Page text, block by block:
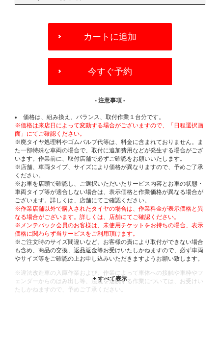
OPTIONS
カートに追加
今すぐ予約
- 注意事項 -
価格は、組み換え、バランス、取付作業１台分です。
※価格は来店日によって変動する場合がございますので、「日程選択画
面」にてご確認ください。
※廃タイヤ処理料やゴムバルブ代等は、料金に含まれておりません。ま
た一部特殊な車両の場合で、取付に追加費用などが発生する場合がござ
います。作業前に、取付店舗で必ずご確認をお願いいたします。
※店舗、車両タイプ、サイズにより価格が異なりますので、予めご了承
ください。
※お車を店頭で確認し、ご選択いただいたサービス内容とお車の状態・
車両タイプ等が適合しない場合は、表示価格と作業価格が異なる場合が
ございます。詳しくは、店舗にてご確認ください。
※作業店舗以外で購入されたタイヤの場合は、作業料金が表示価格と異
なる場合がございます。詳しくは、店舗にてご確認ください。
※メンテパック会員のお客様は、未使用チケットをお持ちの場合、表示
価格に関わらず当サービスをご利用頂けます。
※ご注文時のサイズ間違いなど、お客様の責により取付ができない場合
も含め、商品の交換、返品返金等お受けいたしかねますので、必ず車両
やサイズ等をご確認の上お申し込みいただきますようお願い致します。
※違法改造車の入庫作業および、作業によって車体への接触や車枠やフ
ェンダーからのはみ出し等、法規を逸脱する作業については、お受けい
たしかねますので、予めご了承ください。